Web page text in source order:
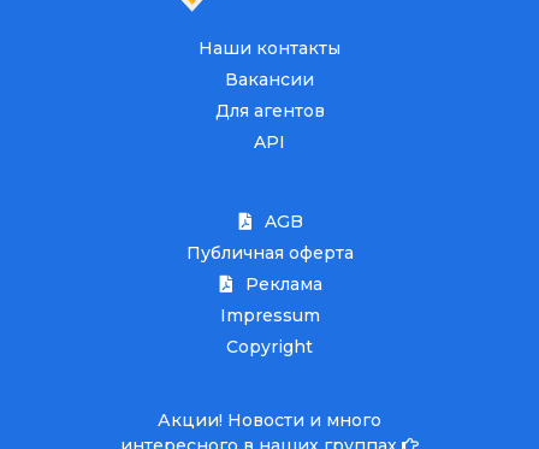
Наши контакты
Вакансии
Для агентов
API
AGB
Публичная оферта
Реклама
Impressum
Copyright
Акции! Новости и много